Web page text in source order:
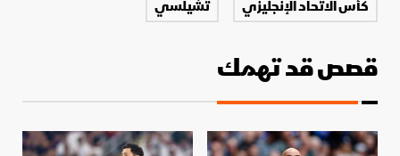
كأس الاتحاد الإنجليزي تشيلسي
قصص قد تهمك